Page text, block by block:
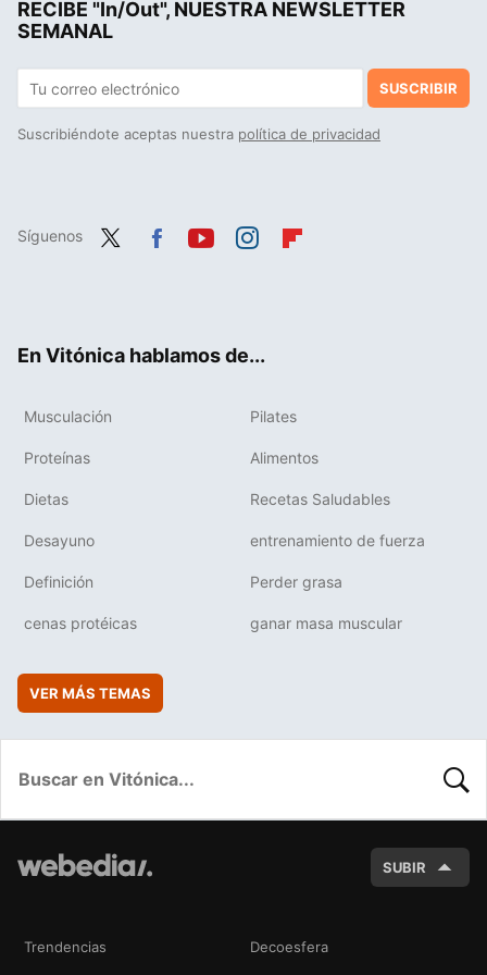
RECIBE "In/Out", NUESTRA NEWSLETTER
SEMANAL
SUSCRIBIR
Suscribiéndote aceptas nuestra política de privacidad
Síguenos
En Vitónica hablamos de...
Musculación Pilates
Proteínas Alimentos
Dietas Recetas Saludables
Desayuno entrenamiento de fuerza
Definición Perder grasa
cenas protéicas ganar masa muscular
VER MÁS TEMAS
SUBIR
Trendencias Decoesfera